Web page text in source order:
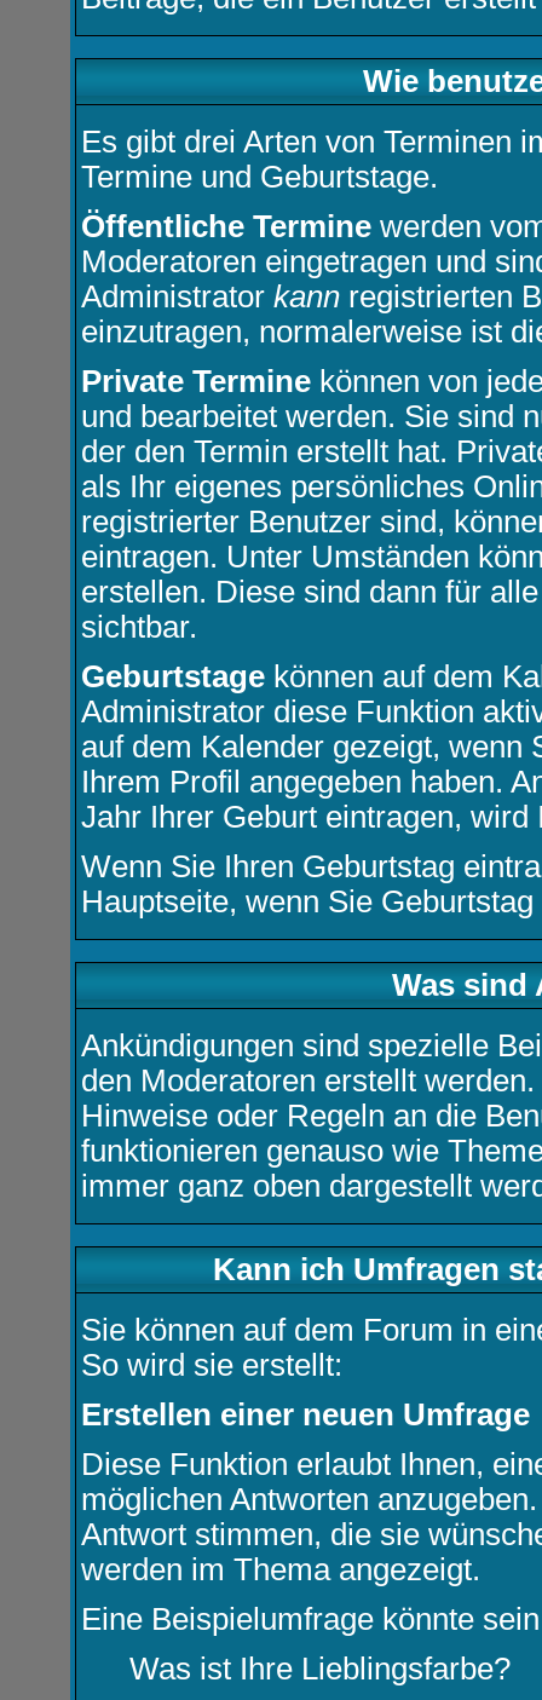
Wie
Es gibt drei Arten von Terminen
Termine und Geburtstage.
Öffentliche Termine werden
Moderatoren eingetragen und
Administrator kann registrierten
einzutragen, normalerweise ist
Private Termine können von
und bearbeitet werden. Sie sind
der den Termin erstellt hat.
als Ihr eigenes persönliches
registrierter Benutzer sind,
eintragen. Unter Umständen
erstellen. Diese sind dann für
sichtbar.
Geburtstage können auf dem
Administrator diese Funktion
auf dem Kalender gezeigt, wenn
Ihrem Profil angegeben haben.
Jahr Ihrer Geburt eintragen,
Wenn Sie Ihren Geburtstag
Hauptseite, wenn Sie Geburtstag
Was sind
Ankündigungen sind spezielle
den Moderatoren erstellt
Hinweise oder Regeln an die
funktionieren genauso wie
immer ganz oben dargestellt
Kann ich Umfragen
Sie können auf dem Forum in
So wird sie erstellt:
Erstellen einer neuen Umfrage
Diese Funktion erlaubt Ihnen,
möglichen Antworten
Antwort stimmen, die sie
werden im Thema angezeigt.
Eine Beispielumfrage könnte
Was ist Ihre Lieblingsfarbe?